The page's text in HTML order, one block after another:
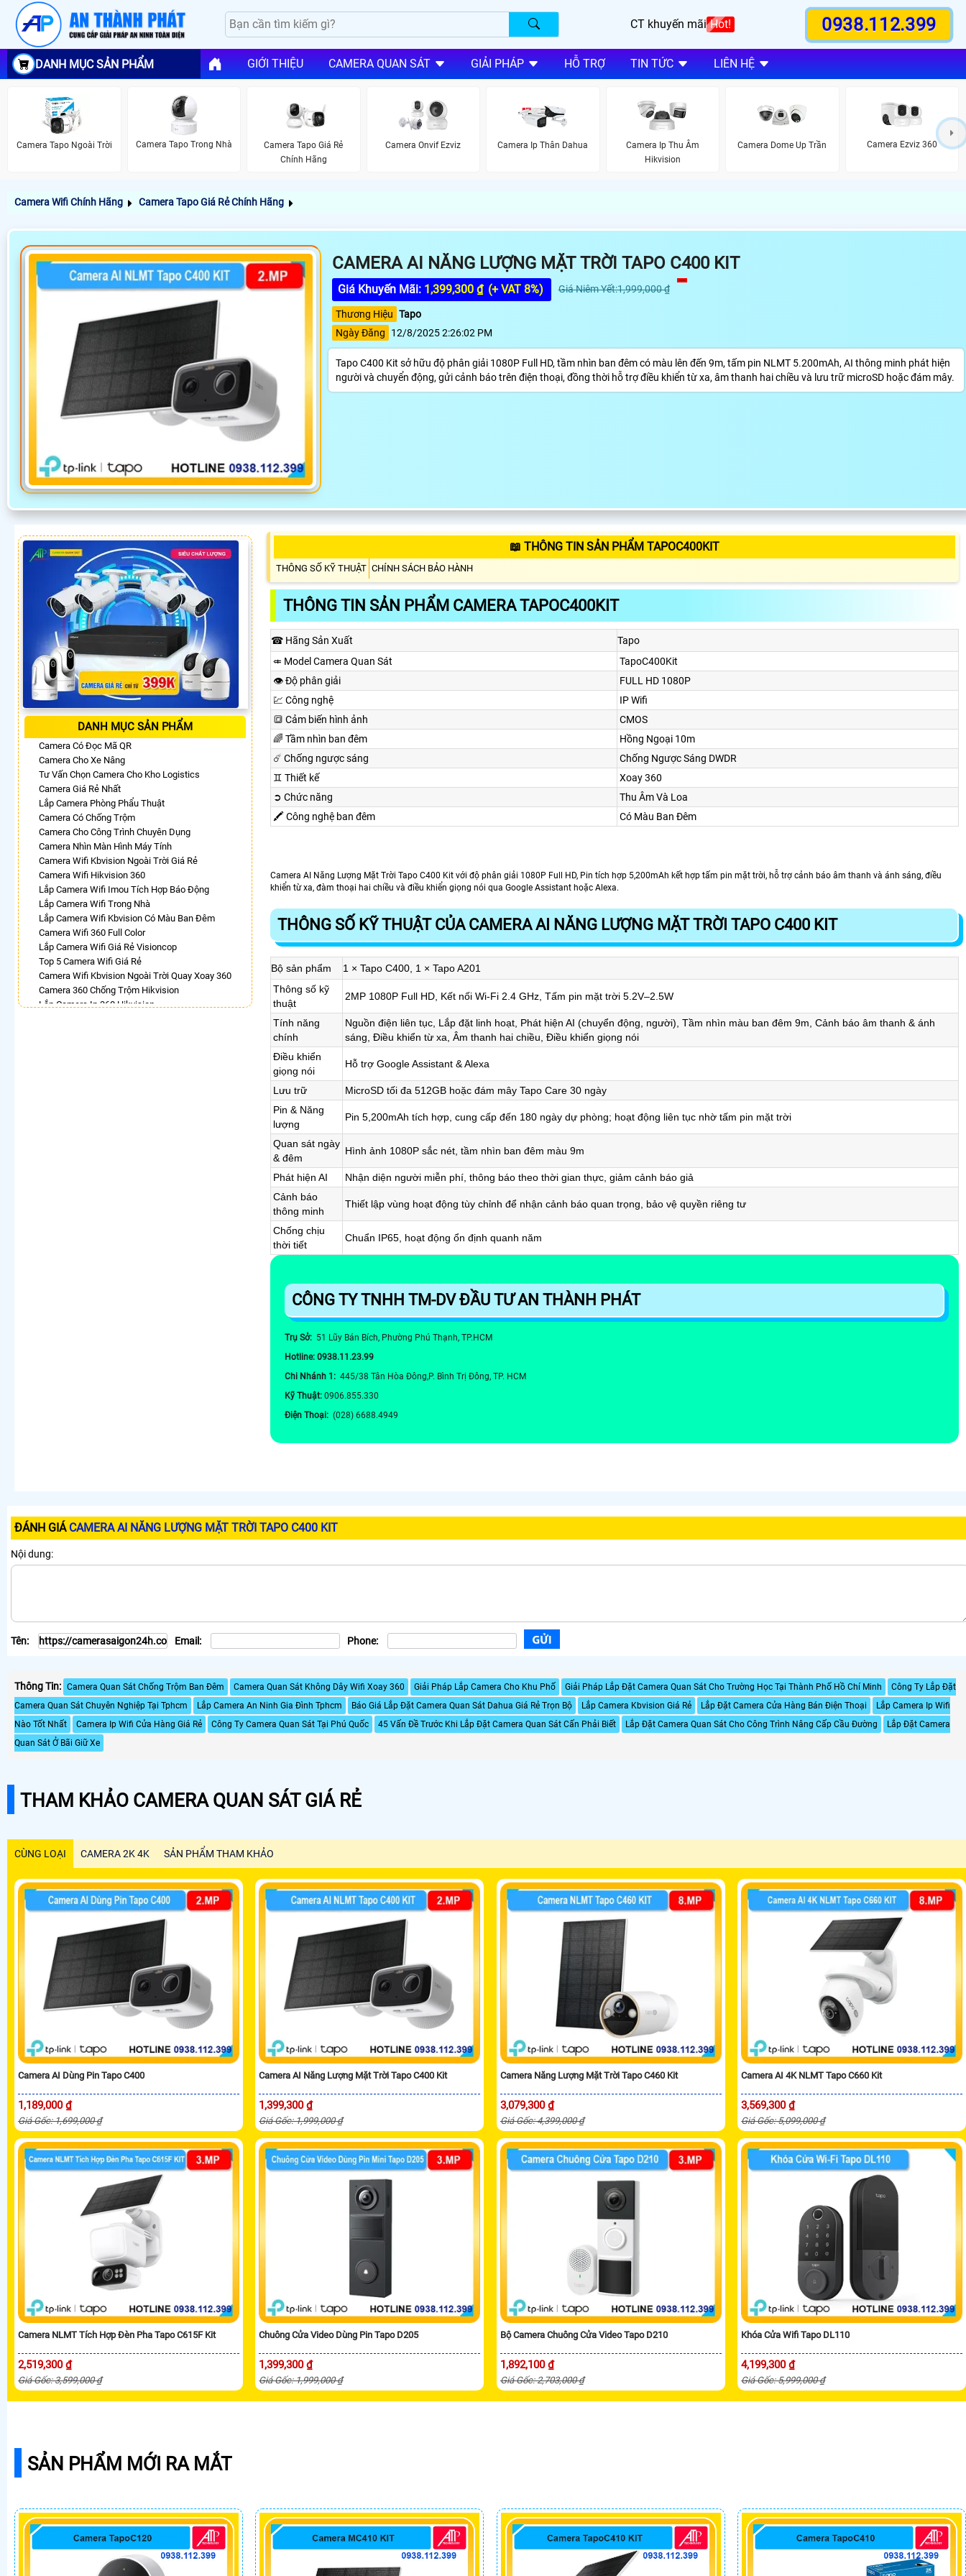
CT khuyến mãi Hot! 0938.112.399
DANH MỤC SẢN PHẨM GIỚI THIỆU CAMERA QUAN SÁT GIẢI PHÁP HỖ TRỢ TIN TỨC LIÊN HỆ
Camera Tapo Ngoài Trời Camera Tapo Trong Nhà
Camera Tapo Giá Rẻ
Chính Hãng
Camera Onvif Ezviz Camera Ip Thân Dahua
Camera Ip Thu Âm
Hikvision
Camera Dome Up Trần Camera Ezviz 360
Camera Wifi Chính Hãng Camera Tapo Giá Rẻ Chính Hãng
CAMERA AI NĂNG LƯỢNG MẶT TRỜI TAPO C400 KIT
Giá Khuyến Mãi: 1,399,300 ₫ (+ VAT 8%) Giá Niêm Yết:1,999,000 ₫
Thương Hiệu Tapo
Ngày Đăng
12/8/2025 2:26:02 PM
Tapo C400 Kit sở hữu độ phân giải 1080P Full HD, tầm nhìn ban đêm có màu lên đến 9m, tấm pin NLMT 5.200mAh, AI thông minh phát hiện
người và chuyển động, gửi cảnh báo trên điện thoại, đồng thời hỗ trợ điều khiển từ xa, âm thanh hai chiều và lưu trữ microSD hoặc đám mây.
DANH MỤC SẢN PHẨM
Camera Có Đọc Mã QR
Camera Cho Xe Nâng
Tư Vấn Chọn Camera Cho Kho Logistics
Camera Giá Rẻ Nhất
Lắp Camera Phòng Phẩu Thuật
Camera Có Chống Trộm
Camera Cho Công Trình Chuyên Dụng
Camera Nhìn Màn Hình Máy Tính
Camera Wifi Kbvision Ngoài Trời Giá Rẻ
Camera Wifi Hikvision 360
Lắp Camera Wifi Imou Tích Hợp Báo Động
Lắp Camera Wifi Trong Nhà
Lắp Camera Wifi Kbvision Có Màu Ban Đêm
Camera Wifi 360 Full Color
Lắp Camera Wifi Giá Rẻ Visioncop
Top 5 Camera Wifi Giá Rẻ
Camera Wifi Kbvision Ngoài Trời Quay Xoay 360
Camera 360 Chống Trộm Hikvision
Lắp Camera Ip 360 Hikvision
📖 THÔNG TIN SẢN PHẨM TAPOC400KIT
THÔNG SỐ KỸ THUẬT CHÍNH SÁCH BẢO HÀNH
THÔNG TIN SẢN PHẨM CAMERA TAPOC400KIT
☎ Hãng Sản Xuất
Tapo
⤂ Model Camera Quan Sát
TapoC400Kit
👁 Độ phân giải
FULL HD 1080P
💹 Công nghệ
IP Wifi
🔳 Cảm biến hình ảnh
CMOS
🌈 Tầm nhìn ban đêm
Hồng Ngoại 10m
☄️ Chống ngược sáng
Chống Ngược Sáng DWDR
♊ Thiết kế
Xoay 360
➲ Chức năng
Thu Âm Và Loa
🖍 Công nghệ ban đêm
Có Màu Ban Ðêm
Camera AI Năng Lượng Mặt Trời Tapo C400 Kit với độ phân giải 1080P Full HD, Pin tích hợp 5,200mAh kết hợp tấm pin mặt trời, hỗ trợ cảnh báo âm thanh và ánh sáng, điều
khiển từ xa, đàm thoại hai chiều và điều khiển giọng nói qua Google Assistant hoặc Alexa.
THÔNG SỐ KỸ THUẬT CỦA CAMERA AI NĂNG LƯỢNG MẶT TRỜI TAPO C400 KIT
Bộ sản phẩm
1 × Tapo C400, 1 × Tapo A201
Thông số kỹ
thuật
2MP 1080P Full HD, Kết nối Wi-Fi 2.4 GHz, Tấm pin mặt trời 5.2V–2.5W
Tính năng
chính
Nguồn điện liên tục, Lắp đặt linh hoạt, Phát hiện AI (chuyển động, người), Tầm nhìn màu ban đêm 9m, Cảnh báo âm thanh & ánh
sáng, Điều khiển từ xa, Âm thanh hai chiều, Điều khiển giọng nói
Điều khiển
giọng nói
Hỗ trợ Google Assistant & Alexa
Lưu trữ
MicroSD tối đa 512GB hoặc đám mây Tapo Care 30 ngày
Pin & Năng
lượng
Pin 5,200mAh tích hợp, cung cấp đến 180 ngày dự phòng; hoạt động liên tục nhờ tấm pin mặt trời
Quan sát ngày
& đêm
Hình ảnh 1080P sắc nét, tầm nhìn ban đêm màu 9m
Phát hiện AI
Nhận diện người miễn phí, thông báo theo thời gian thực, giảm cảnh báo giả
Cảnh báo
thông minh
Thiết lập vùng hoạt động tùy chỉnh để nhận cảnh báo quan trọng, bảo vệ quyền riêng tư
Chống chịu
thời tiết
Chuẩn IP65, hoạt động ổn định quanh năm
CÔNG TY TNHH TM-DV ĐẦU TƯ AN THÀNH PHÁT
Trụ Sở: 51 Lũy Bán Bích, Phường Phú Thạnh, TP.HCM
Hotline: 0938.11.23.99
Chi Nhánh 1: 445/38 Tân Hòa Đông,P. Bình Trị Đông, TP. HCM
Kỹ Thuật: 0906.855.330
Điện Thoại: (028) 6688.4949
ĐÁNH GIÁ CAMERA AI NĂNG LƯỢNG MẶT TRỜI TAPO C400 KIT
Nội dung:
Tên: Email: Phone:
Thông Tin: Camera Quan Sát Chống Trộm Ban Đêm Camera Quan Sát Không Dây Wifi Xoay 360 Giải Pháp Lắp Camera Cho Khu Phố Giải Pháp Lắp Đặt Camera Quan Sát Cho Trường Học Tại Thành Phố Hồ Chí Minh
Công Ty Lắp Đặt
Camera Quan Sát Chuyên Nghiệp Tại Tphcm
Lắp Camera An Ninh Gia Đình Tphcm Báo Giá Lắp Đặt Camera Quan Sát Dahua Giá Rẻ Trọn Bộ Lắp Camera Kbvision Giá Rẻ Lắp Đặt Camera Cửa Hàng Bán Điện Thoại
Lắp Camera Ip Wifi
Nào Tốt Nhất
Camera Ip Wifi Cửa Hàng Giá Rẻ Công Ty Camera Quan Sát Tại Phú Quốc 45 Vấn Đề Trước Khi Lắp Đặt Camera Quan Sát Cấn Phải Biết Lắp Đặt Camera Quan Sát Cho Công Trình Nâng Cấp Cầu Đường
Lắp Đặt Camera
Quan Sát Ở Bãi Giữ Xe
THAM KHẢO CAMERA QUAN SÁT GIÁ RẺ
CÙNG LOẠI CAMERA 2K 4K SẢN PHẨM THAM KHẢO
Camera AI Dùng Pin Tapo C400
1,189,000 ₫
Giá Gốc: 1,699,000 ₫
Camera AI Năng Lượng Mặt Trời Tapo C400 Kit
1,399,300 ₫
Giá Gốc: 1,999,000 ₫
Camera Năng Lượng Mặt Trời Tapo C460 Kit
3,079,300 ₫
Giá Gốc: 4,399,000 ₫
Camera AI 4K NLMT Tapo C660 Kit
3,569,300 ₫
Giá Gốc: 5,099,000 ₫
Camera NLMT Tích Hợp Đèn Pha Tapo C615F Kit
2,519,300 ₫
Giá Gốc: 3,599,000 ₫
Chuông Cửa Video Dùng Pin Tapo D205
1,399,300 ₫
Giá Gốc: 1,999,000 ₫
Bộ Camera Chuông Cửa Video Tapo D210
1,892,100 ₫
Giá Gốc: 2,703,000 ₫
Khóa Cửa Wifi Tapo DL110
4,199,300 ₫
Giá Gốc: 5,999,000 ₫
SẢN PHẨM MỚI RA MẮT